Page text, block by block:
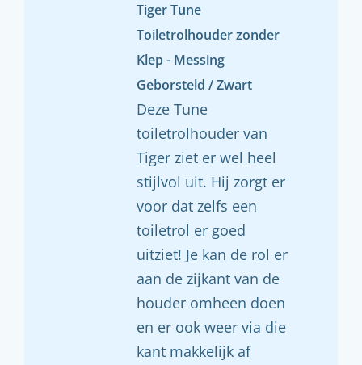
Tiger Tune
Toiletrolhouder zonder
Klep - Messing
Geborsteld / Zwart
Deze Tune
toiletrolhouder van
Tiger ziet er wel heel
stijlvol uit. Hij zorgt er
voor dat zelfs een
toiletrol er goed
uitziet! Je kan de rol er
aan de zijkant van de
houder omheen doen
en er ook weer via die
kant makkelijk af